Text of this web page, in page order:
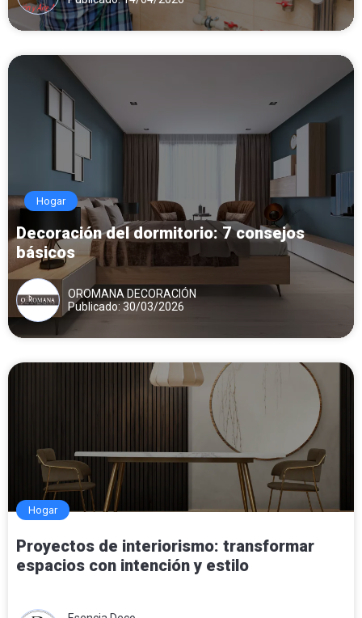
Hogar
Decoración del dormitorio: 7 consejos
básicos
OROMANA DECORACIÓN
Publicado: 30/03/2026
Hogar
Proyectos de interiorismo: transformar
espacios con intención y estilo